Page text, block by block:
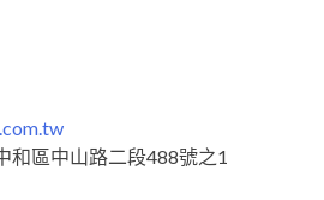
和區中山路二段488號之1